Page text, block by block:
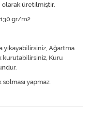
üretilmiştir.
gr/m2.
yıkayabilirsiniz, Ağartma
kurutabilirsiniz, Kuru
yapmaz.